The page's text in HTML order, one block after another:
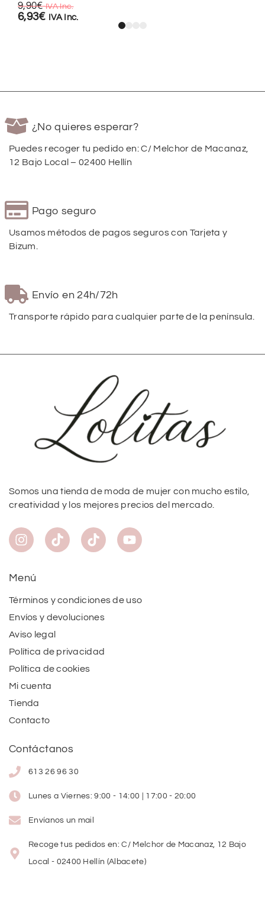
9,90€ IVA Inc.
6,93€ IVA Inc.
¿No quieres esperar?
Puedes recoger tu pedido en: C/ Melchor de Macanaz,
12 Bajo Local – 02400 Hellín
Pago seguro
Usamos métodos de pagos seguros con Tarjeta y
Bizum.
Envío en 24h/72h
Transporte rápido para cualquier parte de la península.
Somos una tienda de moda de mujer con mucho estilo,
creatividad y los mejores precios del mercado.
Menú
Términos y condiciones de uso
Envíos y devoluciones
Aviso legal
Política de privacidad
Política de cookies
Mi cuenta
Tienda
Contacto
Contáctanos
613 26 96 30
Lunes a Viernes: 9:00 - 14:00 | 17:00 - 20:00
Envíanos un mail
Recoge tus pedidos en: C/ Melchor de Macanaz, 12 Bajo
Local - 02400 Hellín (Albacete)